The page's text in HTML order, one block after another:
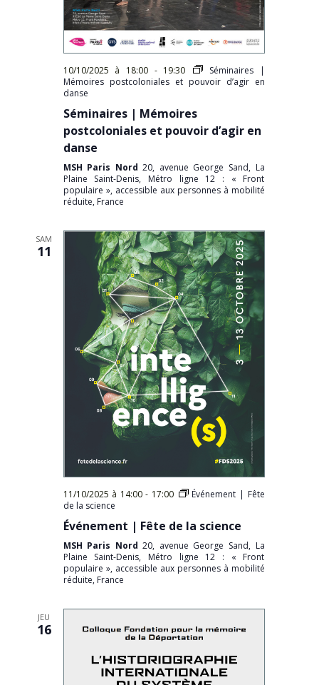
10/10/2025 à 18:00- 19:30
Séminaires |
Mémoires postcoloniales et pouvoir d’agir en
danse
Séminaires | Mémoires
postcoloniales et pouvoir d’agir en
danse
MSH Paris Nord20, avenue George Sand, La
Plaine Saint-Denis, Métro ligne 12 : « Front
populaire », accessible aux personnes à mobilité
réduite, France
SAM
11
11/10/2025 à 14:00- 17:00
Événement | Fête
de la science
Événement | Fête de la science
MSH Paris Nord20, avenue George Sand, La
Plaine Saint-Denis, Métro ligne 12 : « Front
populaire », accessible aux personnes à mobilité
réduite, France
JEU
16